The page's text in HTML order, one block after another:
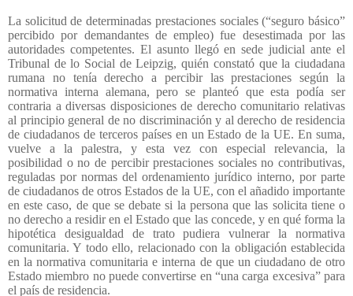
La solicitud de determinadas prestaciones sociales (“seguro básico”
percibido por demandantes de empleo) fue desestimada por las
autoridades competentes. El asunto llegó en sede judicial ante el
Tribunal de lo Social de Leipzig, quién constató que la ciudadana
rumana no tenía derecho a percibir las prestaciones según la
normativa interna alemana, pero se planteó que esta podía ser
contraria a diversas disposiciones de derecho comunitario relativas
al principio general de no discriminación y al derecho de residencia
de ciudadanos de terceros países en un Estado de la UE. En suma,
vuelve a la palestra, y esta vez con especial relevancia, la
posibilidad o no de percibir prestaciones sociales no contributivas,
reguladas por normas del ordenamiento jurídico interno, por parte
de ciudadanos de otros Estados de la UE, con el añadido importante
en este caso, de que se debate si la persona que las solicita tiene o
no derecho a residir en el Estado que las concede, y en qué forma la
hipotética desigualdad de trato pudiera vulnerar la normativa
comunitaria. Y todo ello, relacionado con la obligación establecida
en la normativa comunitaria e interna de que un ciudadano de otro
Estado miembro no puede convertirse en “una carga excesiva” para
el país de residencia.